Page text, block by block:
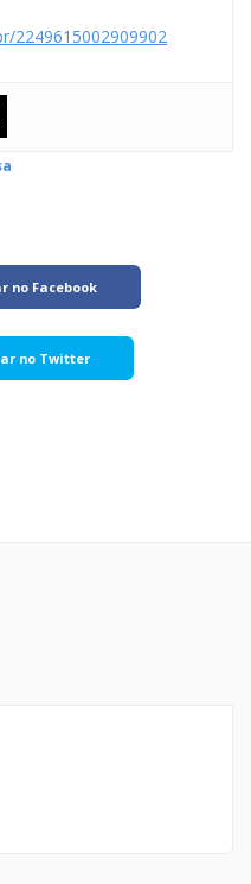
2249615002909902
no Facebook
no Twitter